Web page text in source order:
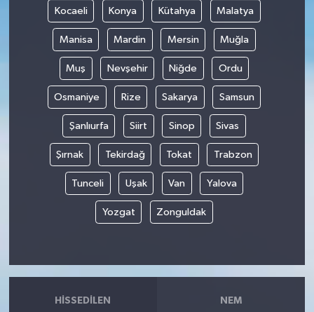
Kocaeli Konya Kütahya Malatya
Manisa Mardin Mersin Muğla
Muş Nevşehir Niğde Ordu
Osmaniye Rize Sakarya Samsun
Şanlıurfa Siirt Sinop Sivas
Şırnak Tekirdağ Tokat Trabzon
Tunceli Uşak Van Yalova
Yozgat Zonguldak
HISSEDILEN NEM